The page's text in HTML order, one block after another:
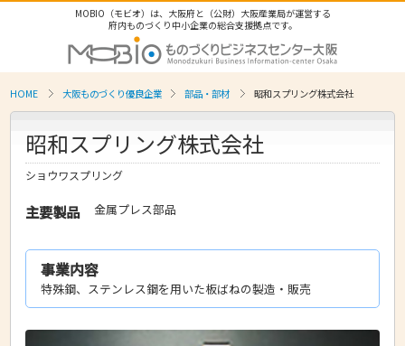
MOBIO（モビオ）は、大阪府と（公財）大阪産業局が運営する
府内ものづくり中小企業の総合支援拠点です。
HOME 大阪ものづくり優良企業 部品・部材 昭和スプリング株式会社
昭和スプリング株式会社
ショウワスプリング
主要製品 金属プレス部品
事業内容
特殊鋼、ステンレス鋼を用いた板ばねの製造・販売